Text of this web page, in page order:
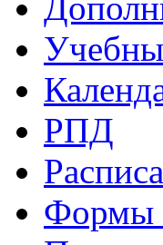
РПД
Формы